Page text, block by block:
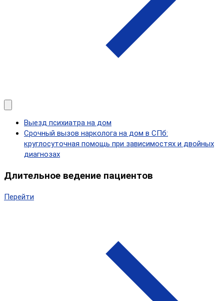
Выезд психиатра на дом
Срочный вызов нарколога на дом в СПб:
круглосуточная помощь при зависимостях и двойных
диагнозах
Длительное ведение пациентов
Перейти